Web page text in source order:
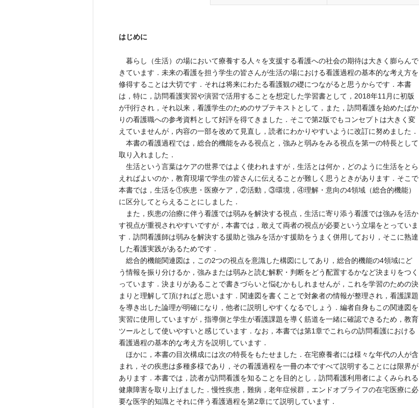
はじめに
暮らし（生活）の場において療養する人々を支援する看護への社会の期待は大きく膨らんで
きています．未来の看護を担う学生の皆さんが生活の場における看護過程の基本的な考え方を
修得することは大切です．それは将来にわたる看護観の礎につながると思うからです．本書
は，特に，訪問看護実習や演習で活用することを想定した学習書として，2018年11月に初版
が刊行され，それ以来，看護学生のためのサブテキストとして，また，訪問看護を始めたばか
りの看護職への参考資料として好評を得てきました．そこで第2版でもコンセプトは大きく変
えていませんが，内容の一部を改めて見直し，読者にわかりやすいように改訂に努めました．
本書の看護過程では，総合的機能をみる視点と，強みと弱みをみる視点を第一の特長として
取り入れました．
生活という言葉はケアの世界ではよく使われますが，生活とは何か，どのように生活をとら
えればよいのか，教育現場で学生の皆さんに伝えることが難しく思うときがあります．そこで
本書では，生活を①疾患・医療ケア，②活動，③環境，④理解・意向の4領域（総合的機能）
に区分してとらえることにしました．
また，疾患の治療に伴う看護では弱みを解決する視点，生活に寄り添う看護では強みを活か
す視点が重視されやすいですが，本書では，敢えて両者の視点が必要という立場をとっていま
す．訪問看護師は弱みを解決する援助と強みを活かす援助をうまく併用しており，そこに熟達
した看護実践があるためです．
総合的機能関連図は，この2つの視点を意識した構図にしてあり，総合的機能の4領域にど
う情報を振り分けるか，強みまたは弱みと読む解釈・判断をどう配置するかなど決まりをつく
っています．決まりがあることで書きづらいと悩むかもしれませんが，これを学習のための決
まりと理解して頂ければと思います．関連図を書くことで対象者の情報が整理され，看護課題
を導き出した論理が明確になり，他者に説明しやすくなるでしょう．編者自身もこの関連図を
実習に使用していますが，指導側と学生が看護課題を導く筋道を一緒に確認できるため，教育
ツールとして使いやすいと感じています．なお，本書では第1章でこれらの訪問看護における
看護過程の基本的な考え方を説明しています．
ほかに，本書の目次構成には次の特長をもたせました．在宅療養者には様々な年代の人が含
まれ，その疾患は多種多様であり，その看護過程を一冊の本ですべて説明することには限界が
あります．本書では，読者が訪問看護を知ることを目的とし，訪問看護利用者によくみられる
健康障害を取り上げました．慢性疾患，難病，老年症候群，エンドオブライフの在宅医療に必
要な医学的知識とそれに伴う看護過程を第2章にて説明しています．